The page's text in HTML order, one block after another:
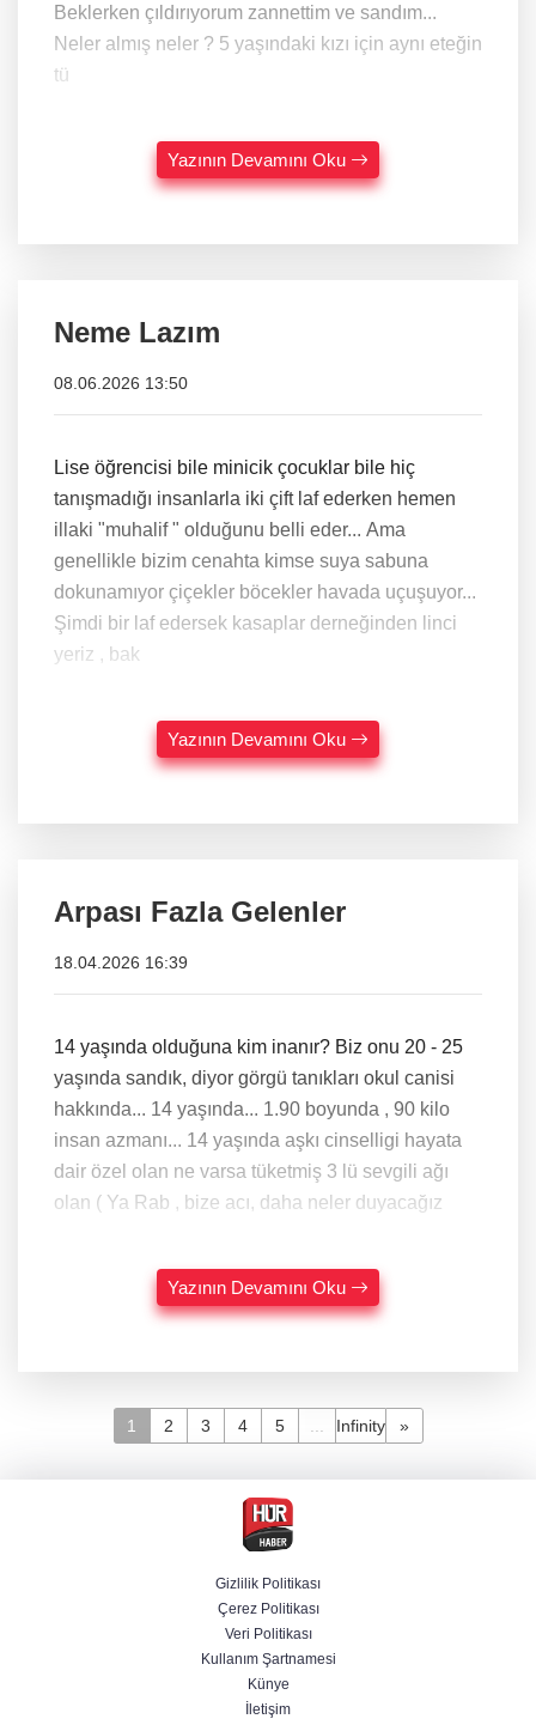
Beklerken çıldırıyorum zannettim ve sandım...
Neler almış neler ? 5 yaşındaki kızı için aynı eteğin
tü
Yazının Devamını Oku
Neme Lazım
08.06.2026 13:50
Lise öğrencisi bile minicik çocuklar bile hiç
tanışmadığı insanlarla iki çift laf ederken hemen
illaki "muhalif " olduğunu belli eder... Ama
genellikle bizim cenahta kimse suya sabuna
dokunamıyor çiçekler böcekler havada uçuşuyor...
Şimdi bir laf edersek kasaplar derneğinden linci
yeriz , bak
Yazının Devamını Oku
Arpası Fazla Gelenler
18.04.2026 16:39
14 yaşında olduğuna kim inanır? Biz onu 20 - 25
yaşında sandık, diyor görgü tanıkları okul canisi
hakkında... 14 yaşında... 1.90 boyunda , 90 kilo
insan azmanı... 14 yaşında aşkı cinselligi hayata
dair özel olan ne varsa tüketmiş 3 lü sevgili ağı
olan ( Ya Rab , bize acı, daha neler duyacağız
Yazının Devamını Oku
1 2 3 4 5 Infinity »
Gizlilik Politikası
Çerez Politikası
Veri Politikası
Kullanım Şartnamesi
Künye
İletişim